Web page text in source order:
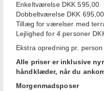
Enkeltværelse DKK 595,00
Dobbeltværelse DKK 695,00
Tillæg for værelser med
Lejlighed for 4 personer
Ekstra opredning pr.
Alle priser er inklusive
håndklæder, når du
Morgenmadsposer